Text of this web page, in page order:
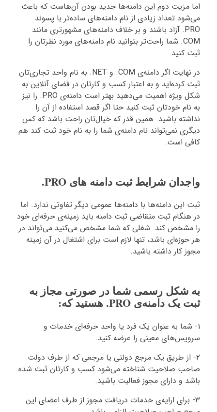
اما مزیت دوم این دامنه‌ها جدید بودن آن‌هاست که باعث
می‌شود تعداد زیادی از نام دامنه‌های ساده‌تر با پسوند
PRO. آزاد باشند و بر خلاف دامنه‌های مشهورتری مانند
COM. شما راحت‌تر بتوانید نام دامنه‌های مورد نظرتان را
ثبت کنید.
در نهایت اگر دامنه‌ی COM. و NET. به نام واحد تجاری‌تان
ثبت کرده‌اید و به اعتبار کسب و کارتان در فضای آنلاین به
شکل ویژه اهمیت می‌دهید بهتر است دامنه‌ی PRO. را نیز
به نام خودتان ثبت کنید حتا اگر قصد استفاده از آن را
نداشته باشید. همین قدر که خیال‌تان راحت باشد که کس
دیگری نمی‌تواند نام دامنه‌ی شما را به نام خود ثبت کند هم
کافی است.
واجدان شرایط ثبت دامنه های PRO.
ثبت این دامنه‌ها با دامنه‌ها عمومی دیگر تفاوتی ندارد. اما
در هنگام ثبت متقاضی ثبت دامنه باید زمینه‌ی حرفه‌ای خود
را مشخص کند. شغلی که شما مشخص می‌کنید می‌تواند در
هر حوزه‌ای باشد، تنها لازم است برای اشتغال در آن زمینه
مجوز کار داشته باشید.
به شکل رسمی شما در صورتی مجاز به
ثبت یک دامنه‌ی PRO. هستید که:
۱- شما به عنوان یک فرد یا واحد حرفه‌ای خدمات و
سرویس‌های معینی را عرضه کنید.
۲- از طریق یک مرجع دولتی یا مرجعی که از طرف دولت
صاحب صلاحیت شناخته می‌شود کسب و کارتان ثبت شده
باشد و دارای مجوز فعالیت باشید.
۳- برای ارایه‌ی خدمات دریافت مجوز از طرف اعضای این